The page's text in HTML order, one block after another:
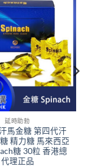
延時助勃
馬金糖 第四代汗
精力糖 馬來西亞
糖 30粒 香港總
代理正品